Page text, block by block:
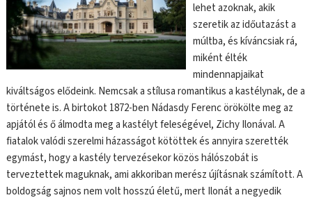
lehet azoknak, akik
szeretik az időutazást a
múltba, és kíváncsiak rá,
miként élték
mindennapjaikat
kiváltságos elődeink. Nemcsak a stílusa romantikus a kastélynak, de a
története is. A birtokot 1872-ben Nádasdy Ferenc örökölte meg az
apjától és ő álmodta meg a kastélyt feleségével, Zichy Ilonával. A
fiatalok valódi szerelmi házasságot kötöttek és annyira szerették
egymást, hogy a kastély tervezésekor közös hálószobát is
terveztettek maguknak, ami akkoriban merész újításnak számított. A
boldogság sajnos nem volt hosszú életű, mert Ilonát a negyedik